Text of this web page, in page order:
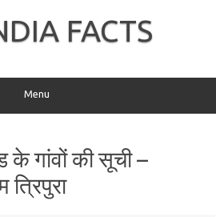
FACTS
Menu
के गांवों की सूची –
त्रिपुरा